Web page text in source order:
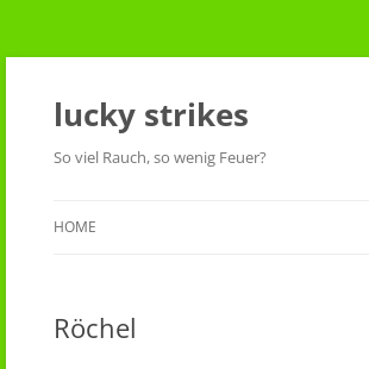
Skip
content
lucky strikes
So viel Rauch, so wenig Feuer?
HOME
Röchel